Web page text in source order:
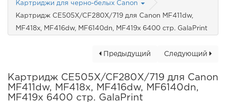
Картриджи для черно-белых Canon
Картридж CE505X/CF280X/719 для Сanon MF411dw,
MF418x, MF416dw, MF6140dn, MF419x 6400 стр. GalaPrint
Следующий
Предыдущий
Картридж CE505X/CF280X/719 для Сanon
MF411dw, MF418x, MF416dw, MF6140dn,
MF419x 6400 стр. GalaPrint